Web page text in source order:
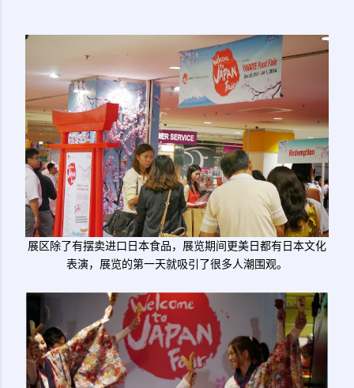
展区除了有摆卖进口日本食品，展览期间更美日都有日本文化
表演，展览的第一天就吸引了很多人潮围观。